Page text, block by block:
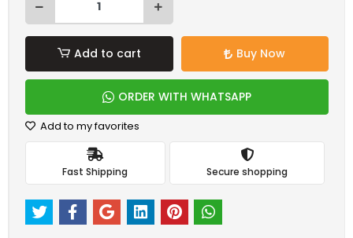
Add to cart Buy Now
ORDER WITH WHATSAPP
Add to my favorites
Fast Shipping Secure shopping